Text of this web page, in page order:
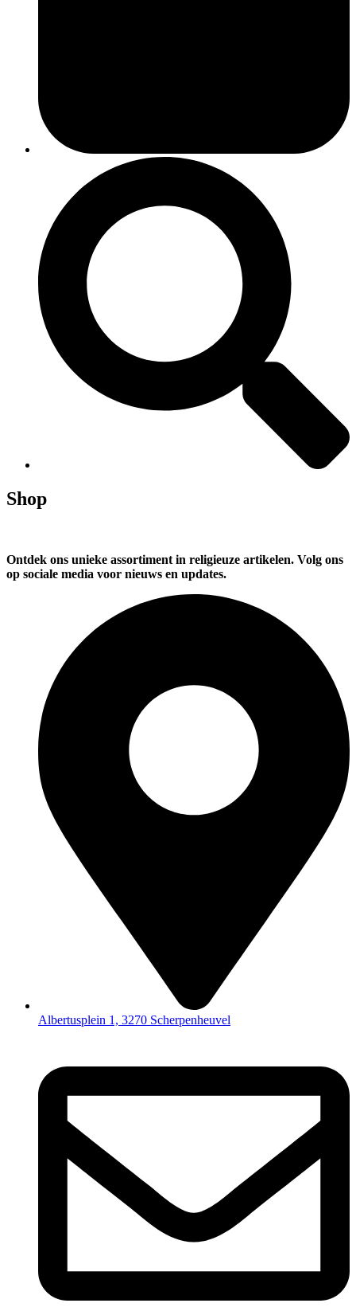
Shop
Ontdek ons unieke assortiment in religieuze artikelen. Volg ons
op sociale media voor nieuws en updates.
Albertusplein 1, 3270 Scherpenheuvel